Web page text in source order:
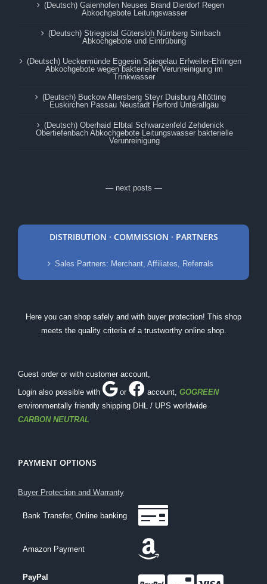
(Deutsch) Gaienhofen Neuses Brand Dierdorf Regen
Abkochgebote Leitungswasser
(Deutsch) Striegistal Gütersloh Nürnberg Simbach
Abkochgebote und Eintrübung
(Deutsch) Ueckermünde Eggesin Spiegelau Erfweiler-Ehlingen
Abkochgebote wegen bakterieller Verunreinigung im
Trinkwasser
(Deutsch) Buckow Allersberg Steyr Duisburg Altötting
Euskirchen Passau Neustadt Herford Unterallgäu
(Deutsch) Oberhaid Elbtal Schwarzenfeld Zehdenick
Obertiefenbach Abkochgebote Leitungswasser bakterielle
Verunreinigung
— next posts —
DISTRIBUTION · COMMISSION · PARTNERS
Sales Partners: Merchant, Affiliates, Referrals
Here you can shop safely and with buyer protection! This shop
meets the quality criteria of a trustworthy online shop.
Guest order or with customer account,
Login also possible with
or account, GOGREEN
environmentally friendly shipping DHL / UPS worldwide
CARBON NEUTRAL
PAYMENT OPTIONS
Buyer Protection and Warranty
Bank Transfer, Online banking
Amazon Payment
PayPal